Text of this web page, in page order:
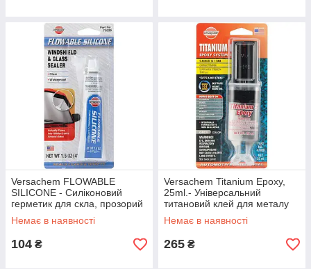
Versachem FLOWABLE
SILICONE - Силіконовий
герметик для скла, прозорий
Немає в наявності
104 ₴
Versachem Titanium Epoxy,
25ml.- Універсальний
титановий клей для металу
Немає в наявності
265 ₴